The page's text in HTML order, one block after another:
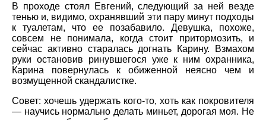
В проходе стоял Евгений, следующий за ней везде
тенью и, видимо, охранявший эти пару минут подходы
к туалетам, что ее позабавило. Девушка, похоже,
совсем не понимала, когда стоит притормозить, и
сейчас активно старалась догнать Карину. Взмахом
руки остановив ринувшегося уже к ним охранника,
Карина повернулась к обиженной неясно чем и
возмущенной скандалистке.
Совет: хочешь удержать кого-то, хоть как покровителя
— научись нормально делать миньет, дорогая моя. Не